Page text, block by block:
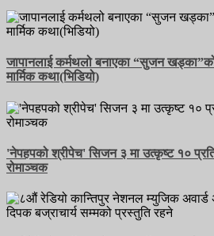
जापानलाई कर्मथलो बनाएका “सुजन
मार्मिक कथा(भिडियो)
'नेपहपको श्रीपेच' सिजन ३ मा उत्कृष्ट १०
रोमाञ्चक